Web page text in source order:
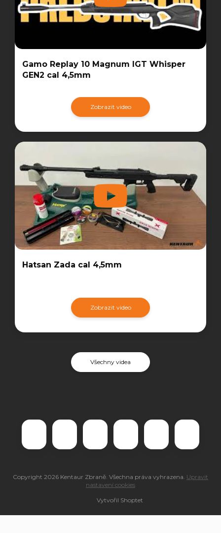
Gamo Replay 10 Magnum IGT Whisper
GEN2 cal 4,5mm
Zobrazit video
Hatsan Zada cal 4,5mm
Zobrazit video
Všechny videa
Vytvořil Shoptet
Copyright 2026 Kentaur Zbraně. Všechna práva vyhrazena. Upravit
nastavení cookies